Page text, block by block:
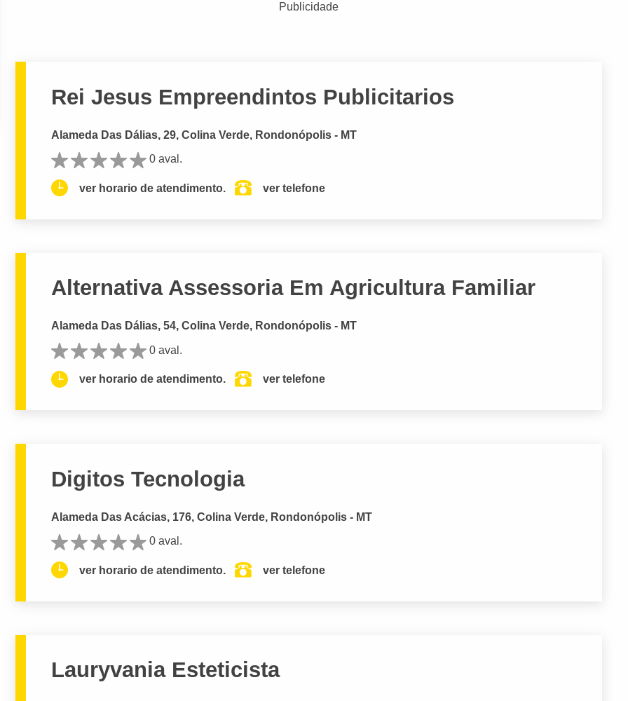
Publicidade
Rei Jesus Empreendintos Publicitarios
Alameda Das Dálias, 29, Colina Verde, Rondonópolis - MT
0 aval.
ver horario de atendimento. ver telefone
Alternativa Assessoria Em Agricultura Familiar
Alameda Das Dálias, 54, Colina Verde, Rondonópolis - MT
0 aval.
ver horario de atendimento. ver telefone
Digitos Tecnologia
Alameda Das Acácias, 176, Colina Verde, Rondonópolis - MT
0 aval.
ver horario de atendimento. ver telefone
Lauryvania Esteticista